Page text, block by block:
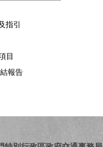
指引
目
報告